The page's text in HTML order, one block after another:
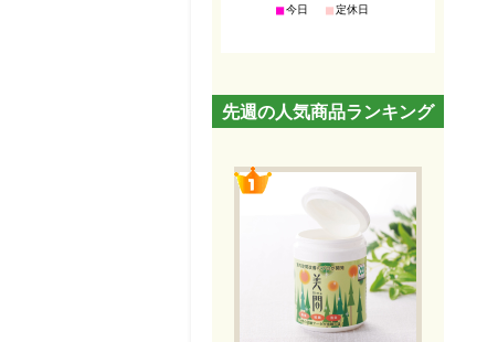
■今日 ■定休日
先週の人気商品ランキング